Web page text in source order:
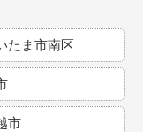
たま市南区
市